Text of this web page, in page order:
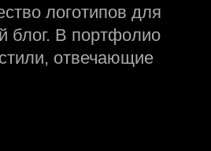
логотипов для
блог. В портфолио
отвечающие